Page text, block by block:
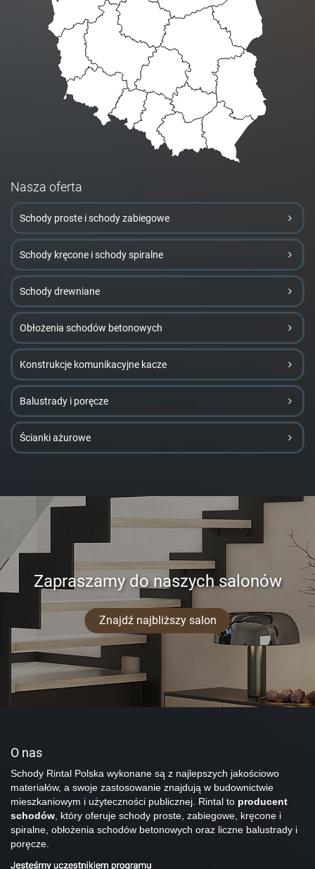
Nasza oferta
Schody proste i schody zabiegowe
Schody kręcone i schody spiralne
Schody drewniane
Obłożenia schodów betonowych
Konstrukcje komunikacyjne kacze
Balustrady i poręcze
Ścianki ażurowe
Zapraszamy do naszych salonów
Znajdź najbliższy salon
O nas
Schody Rintal Polska wykonane są z najlepszych jakościowo
materiałów, a swoje zastosowanie znajdują w budownictwie
mieszkaniowym i użyteczności publicznej. Rintal to producent
schodów, który oferuje schody proste, zabiegowe, kręcone i
spiralne, obłożenia schodów betonowych oraz liczne balustrady i
poręcze.